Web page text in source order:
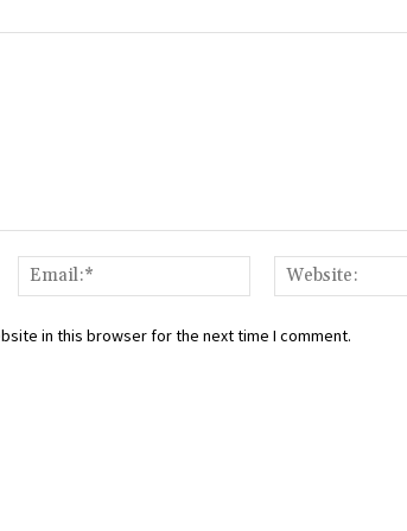
Name:*
Email:*
in this browser for the next time I comment.